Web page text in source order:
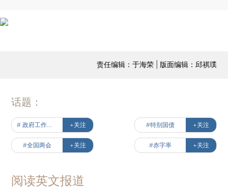
责任编辑：于海荣 | 版面编辑：邱祺璞
话题：
+关注 #特别国债 +关注
#全国两会 +关注 #赤字率 +关注
阅读英文报道